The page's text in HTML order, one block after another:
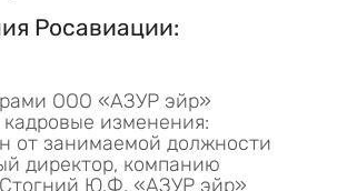
Росавиации:
ООО «АЗУР эйр»
изменения:
от занимаемой должности
директор, компанию
Стогний Ю.Ф. «АЗУР эйр»